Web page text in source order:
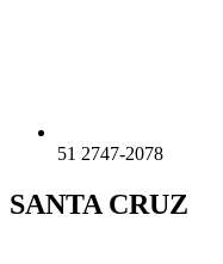
51 2747-2078
SANTA CRUZ